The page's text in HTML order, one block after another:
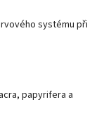
systému při
papyrifera a